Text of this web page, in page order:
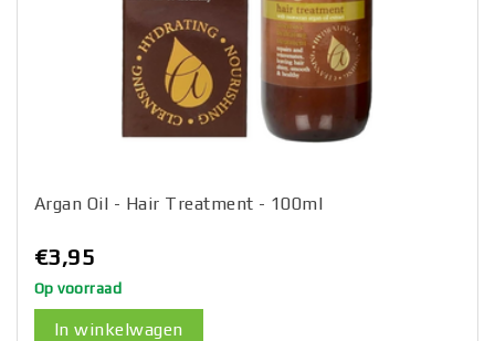
Argan Oil - Hair Treatment - 100ml
€3,95
Op voorraad
In winkelwagen